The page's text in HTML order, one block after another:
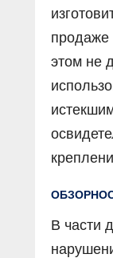
продаже
этом не
В части